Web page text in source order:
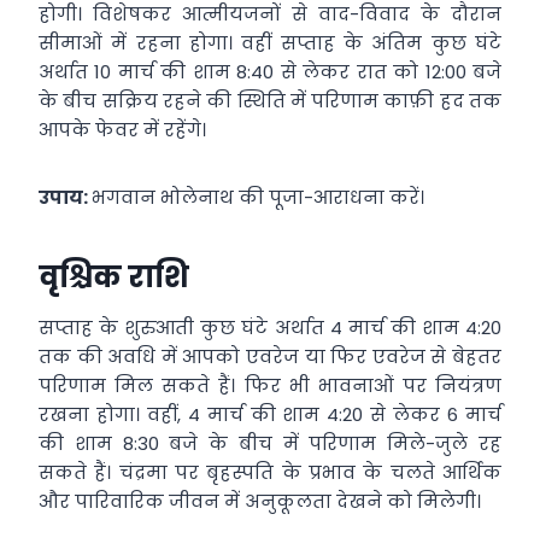
होगी। विशेषकर आत्मीयजनों से वाद-विवाद के दौरान
सीमाओं में रहना होगा। वहीं सप्ताह के अंतिम कुछ घंटे
अर्थात 10 मार्च की शाम 8:40 से लेकर रात को 12:00 बजे
के बीच सक्रिय रहने की स्थिति में परिणाम काफ़ी हद तक
आपके फेवर में रहेंगे।
उपाय:भगवान भोलेनाथ की पूजा-आराधना करें।
वृश्चिक राशि
सप्ताह के शुरुआती कुछ घंटे अर्थात 4 मार्च की शाम 4:20
तक की अवधि में आपको एवरेज या फिर एवरेज से बेहतर
परिणाम मिल सकते हैं। फिर भी भावनाओं पर नियंत्रण
रखना होगा। वहीं, 4 मार्च की शाम 4:20 से लेकर 6 मार्च
की शाम 8:30 बजे के बीच में परिणाम मिले-जुले रह
सकते हैं। चंद्रमा पर बृहस्पति के प्रभाव के चलते आर्थिक
और पारिवारिक जीवन में अनुकूलता देखने को मिलेगी।